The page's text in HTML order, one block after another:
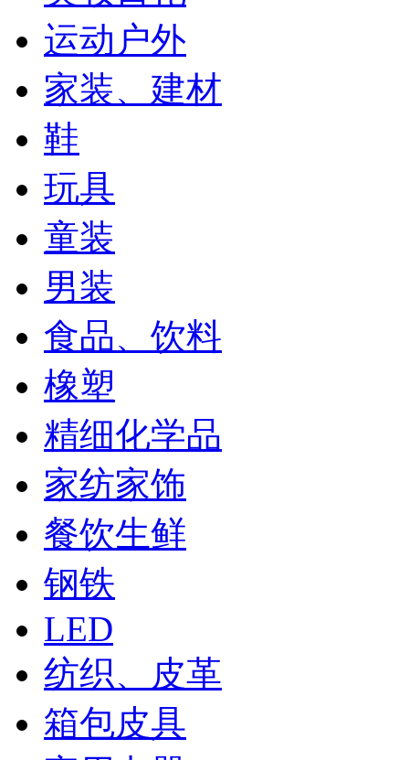
运动户外
家装、建材
鞋
玩具
童装
男装
食品、饮料
橡塑
精细化学品
家纺家饰
餐饮生鲜
钢铁
LED
纺织、皮革
箱包皮具